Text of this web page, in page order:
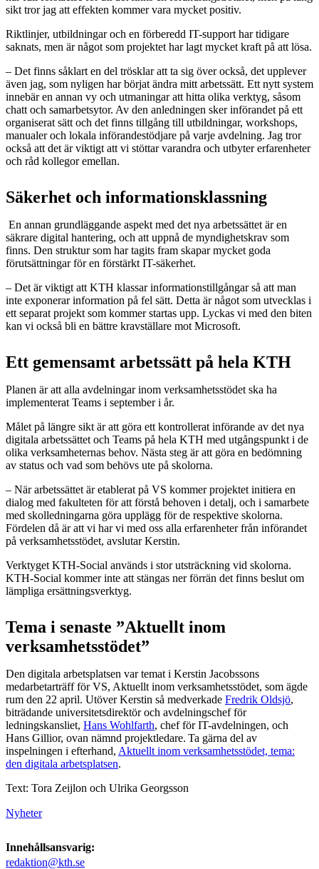
sikt tror jag att effekten kommer vara mycket positiv.
Riktlinjer, utbildningar och en förberedd IT-support har tidigare
saknats, men är något som projektet har lagt mycket kraft på att lösa.
– Det finns såklart en del trösklar att ta sig över också, det upplever
även jag, som nyligen har börjat ändra mitt arbetssätt. Ett nytt system
innebär en annan vy och utmaningar att hitta olika verktyg, såsom
chatt och samarbetsytor. Av den anledningen sker införandet på ett
organiserat sätt och det finns tillgång till utbildningar, workshops,
manualer och lokala införandestödjare på varje avdelning. Jag tror
också att det är viktigt att vi stöttar varandra och utbyter erfarenheter
och råd kollegor emellan.
Säkerhet och informationsklassning
En annan grundläggande aspekt med det nya arbetssättet är en
säkrare digital hantering, och att uppnå de myndighetskrav som
finns. Den struktur som har tagits fram skapar mycket goda
förutsättningar för en förstärkt IT-säkerhet.
– Det är viktigt att KTH klassar informationstillgångar så att man
inte exponerar information på fel sätt. Detta är något som utvecklas i
ett separat projekt som kommer startas upp. Lyckas vi med den biten
kan vi också bli en bättre kravställare mot Microsoft.
Ett gemensamt arbetssätt på hela KTH
Planen är att alla avdelningar inom verksamhetsstödet ska ha
implementerat Teams i september i år.
Målet på längre sikt är att göra ett kontrollerat införande av det nya
digitala arbetssättet och Teams på hela KTH med utgångspunkt i de
olika verksamheternas behov. Nästa steg är att göra en bedömning
av status och vad som behövs ute på skolorna.
– När arbetssättet är etablerat på VS kommer projektet initiera en
dialog med fakulteten för att förstå behoven i detalj, och i samarbete
med skolledningarna göra upplägg för de respektive skolorna.
Fördelen då är att vi har vi med oss alla erfarenheter från införandet
på verksamhetsstödet, avslutar Kerstin.
Verktyget KTH-Social används i stor utsträckning vid skolorna.
KTH-Social kommer inte att stängas ner förrän det finns beslut om
lämpliga ersättningsverktyg.
Tema i senaste ”Aktuellt inom
verksamhetsstödet”
Den digitala arbetsplatsen var temat i Kerstin Jacobssons
medarbetarträff för VS, Aktuellt inom verksamhetsstödet, som ägde
rum den 22 april. Utöver Kerstin så medverkade Fredrik Oldsjö,
biträdande universitetsdirektör och avdelningschef för
ledningskansliet, Hans Wohlfarth, chef för IT-avdelningen, och
Hans Gillior, ovan nämnd projektledare. Ta gärna del av
inspelningen i efterhand, Aktuellt inom verksamhetsstödet, tema:
den digitala arbetsplatsen.
Text: Tora Zeijlon och Ulrika Georgsson
Nyheter
Innehållsansvarig:
redaktion@kth.se